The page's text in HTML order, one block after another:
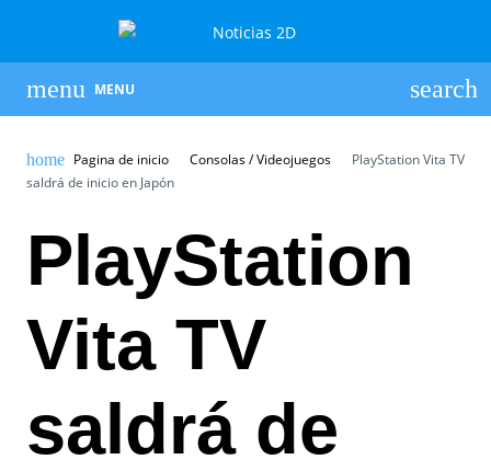
MENU
Pagina de inicio Consolas / Videojuegos
PlayStation Vita TV
saldrá de inicio en Japón
PlayStation
Vita TV
saldrá de